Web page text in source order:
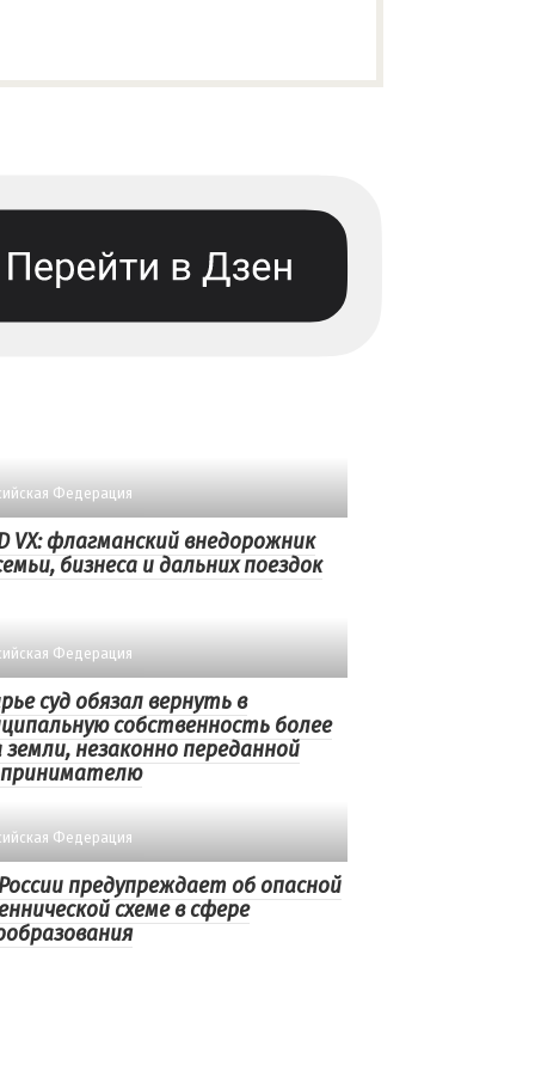
Федерация
VX: флагманский внедорожник
бизнеса и дальних поездок
Федерация
суд обязал вернуть в
собственность более
земли, незаконно переданной
Федерация
предупреждает об опасной
схеме в сфере